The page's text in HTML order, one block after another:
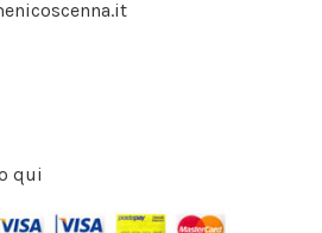
qui